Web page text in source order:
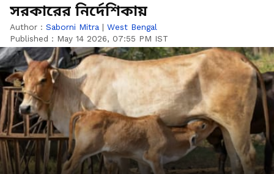
সরকারের নির্দেশিকায়
Author : Saborni Mitra | West Bengal
Published : May 14 2026, 07:55 PM IST